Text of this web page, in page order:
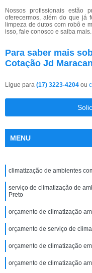
Nossos profissionais estão
oferecermos, além do que já
limpeza de dutos com robô e
isso, fale conosco e saiba mais.
Para saber mais
Cotação Jd
Ligue para (17) 3223-4204 ou
MENU
climatização de ambientes
serviço de climatização de
Preto
orçamento de climatização
orçamento de serviço de
orçamento de climatização
orçamento de climatização